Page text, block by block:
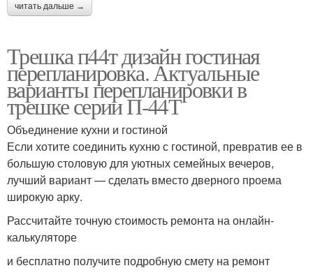
читать дальше →
Трешка п44т дизайн гостиная
перепланировка. Актуальные
варианты перепланировки в
трешке серии П-44Т
Объединение кухни и гостиной
Если хотите соединить кухню с гостиной, превратив ее в
большую столовую для уютных семейных вечеров,
лучший вариант — сделать вместо дверного проема
широкую арку.
Рассчитайте точную стоимость ремонта на онлайн-
калькуляторе
и бесплатно получите подробную смету на ремонт